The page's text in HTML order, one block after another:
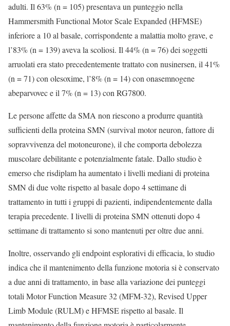
adulti. Il 63% (n = 105) presentava un punteggio nella
Hammersmith Functional Motor Scale Expanded (HFMSE)
inferiore a 10 al basale, corrispondente a malattia molto grave, e
l’83% (n = 139) aveva la scoliosi. Il 44% (n = 76) dei soggetti
arruolati era stato precedentemente trattato con nusinersen, il 41%
(n = 71) con olesoxime, l’8% (n = 14) con onasemnogene
abeparvovec e il 7% (n = 13) con RG7800.
Le persone affette da SMA non riescono a produrre quantità
sufficienti della proteina SMN (survival motor neuron, fattore di
sopravvivenza del motoneurone), il che comporta debolezza
muscolare debilitante e potenzialmente fatale. Dallo studio è
emerso che risdiplam ha aumentato i livelli mediani di proteina
SMN di due volte rispetto al basale dopo 4 settimane di
trattamento in tutti i gruppi di pazienti, indipendentemente dalla
terapia precedente. I livelli di proteina SMN ottenuti dopo 4
settimane di trattamento si sono mantenuti per oltre due anni.
Inoltre, osservando gli endpoint esplorativi di efficacia, lo studio
indica che il mantenimento della funzione motoria si è conservato
a due anni di trattamento, in base alla variazione dei punteggi
totali Motor Function Measure 32 (MFM-32), Revised Upper
Limb Module (RULM) e HFMSE rispetto al basale. Il